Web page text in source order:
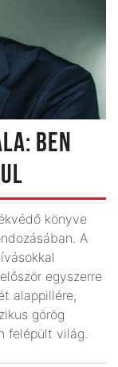
BEN
könyve
A
egyszerre
alappillére,
görög
felépült világ.